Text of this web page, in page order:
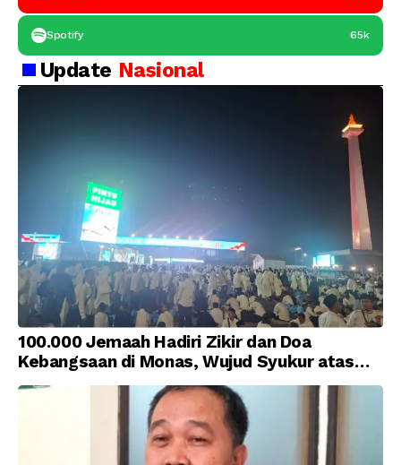
Spotify 65k
Update Nasional
100.000 Jemaah Hadiri Zikir dan Doa
Kebangsaan di Monas, Wujud Syukur atas
Kemerdekaan Indonesia